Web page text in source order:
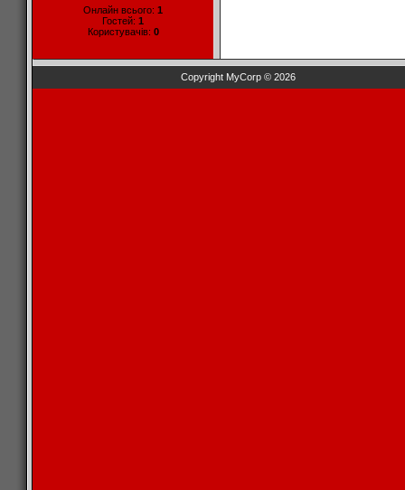
Онлайн всього: 1
Гостей: 1
Користувачів: 0
Copyright MyCorp © 2026